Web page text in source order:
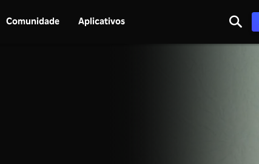
Comunidade Aplicativos